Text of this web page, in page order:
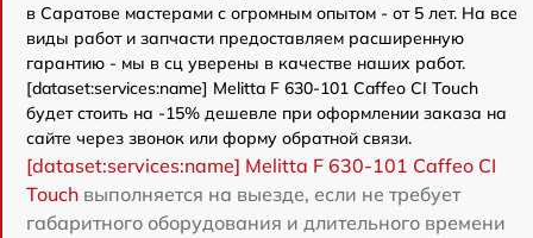
в Саратове мастерами с огромным опытом - от 5 лет. На все
виды работ и запчасти предоставляем расширенную
гарантию - мы в сц уверены в качестве наших работ.
[dataset:services:name] Melitta F 630-101 Caffeo CI Touch
будет стоить на -15% дешевле при оформлении заказа на
сайте через звонок или форму обратной связи.
[dataset:services:name] Melitta F 630-101 Caffeo CI
Touch выполняется на выезде, если не требует
габаритного оборудования и длительного времени